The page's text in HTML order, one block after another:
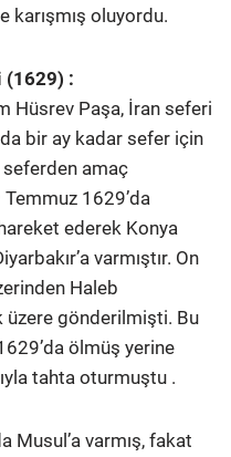
karışmış oluyordu.
(1629) :
Hüsrev Paşa, İran seferi
bir ay kadar sefer için
seferden amaç
1629’da
ederek Konya
varmıştır. On
Haleb
üzere gönderilmişti. Bu
ölmüş yerine
tahta oturmuştu .
Musul’a varmış, fakat